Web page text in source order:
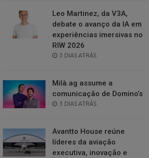
Leo Martinez, da V3A,
debate o avanço da IA em
experiências imersivas no
RIW 2026
POSTED
3 DIAS ATRÁS
Milà.ag assume a
comunicação de Domino’s
POSTED
3 DIAS ATRÁS
Avantto House reúne
líderes da aviação
executiva, inovação e